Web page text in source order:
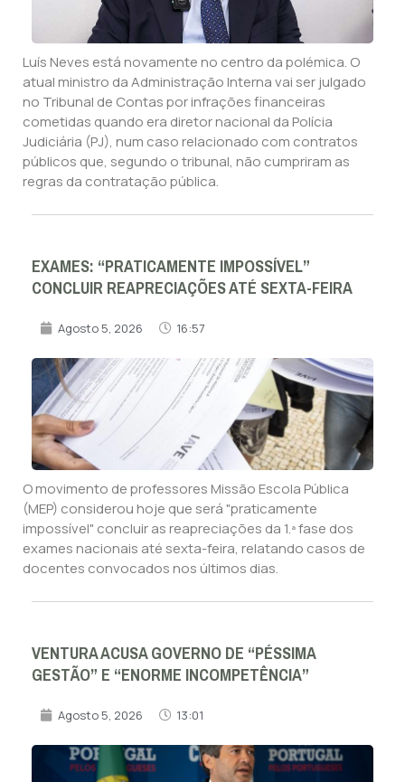
Luís Neves está novamente no centro da polémica. O
atual ministro da Administração Interna vai ser julgado
no Tribunal de Contas por infrações financeiras
cometidas quando era diretor nacional da Polícia
Judiciária (PJ), num caso relacionado com contratos
públicos que, segundo o tribunal, não cumpriram as
regras da contratação pública.
EXAMES: “PRATICAMENTE IMPOSSÍVEL”
CONCLUIR REAPRECIAÇÕES ATÉ SEXTA-FEIRA
Agosto 5, 2026 16:57
O movimento de professores Missão Escola Pública
(MEP) considerou hoje que será "praticamente
impossível" concluir as reapreciações da 1.ª fase dos
exames nacionais até sexta-feira, relatando casos de
docentes convocados nos últimos dias.
VENTURA ACUSA GOVERNO DE “PÉSSIMA
GESTÃO” E “ENORME INCOMPETÊNCIA”
Agosto 5, 2026 13:01